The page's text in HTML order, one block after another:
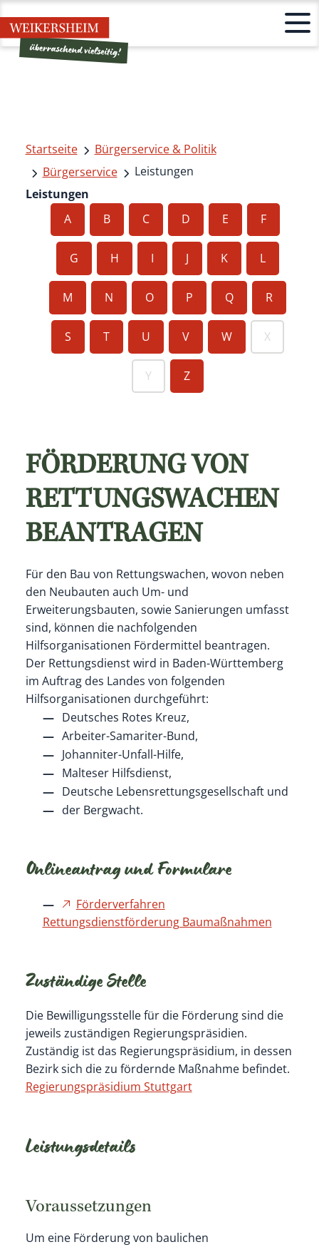
Startseite
Bürgerservice & Politik
Bürgerservice
Leistungen
Leistungen
A
B C D E F
G H I J K L
M N O P Q R
S T U V W X
Y Z
FÖRDERUNG VON
RETTUNGSWACHEN
BEANTRAGEN
Für den Bau von Rettungswachen, wovon neben
den Neubauten auch Um- und
Erweiterungsbauten, sowie Sanierungen umfasst
sind, können die nachfolgenden
Hilfsorganisationen Fördermittel beantragen.
Der Rettungsdienst wird in Baden-Württemberg
im Auftrag des Landes von folgenden
Hilfsorganisationen durchgeführt:
Deutsches Rotes Kreuz,
Arbeiter-Samariter-Bund,
Johanniter-Unfall-Hilfe,
Malteser Hilfsdienst,
Deutsche Lebensrettungsgesellschaft und
der Bergwacht.
Onlineantrag und Formulare
Förderverfahren
Rettungsdienstförderung Baumaßnahmen
Zuständige Stelle
Die Bewilligungsstelle für die Förderung sind die
jeweils zuständigen Regierungspräsidien.
Zuständig ist das Regierungspräsidium, in dessen
Bezirk sich die zu fördernde Maßnahme befindet.
Regierungspräsidium Stuttgart
Leistungsdetails
Voraussetzungen
Um eine Förderung von baulichen